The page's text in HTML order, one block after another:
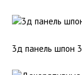
3д панель шпон